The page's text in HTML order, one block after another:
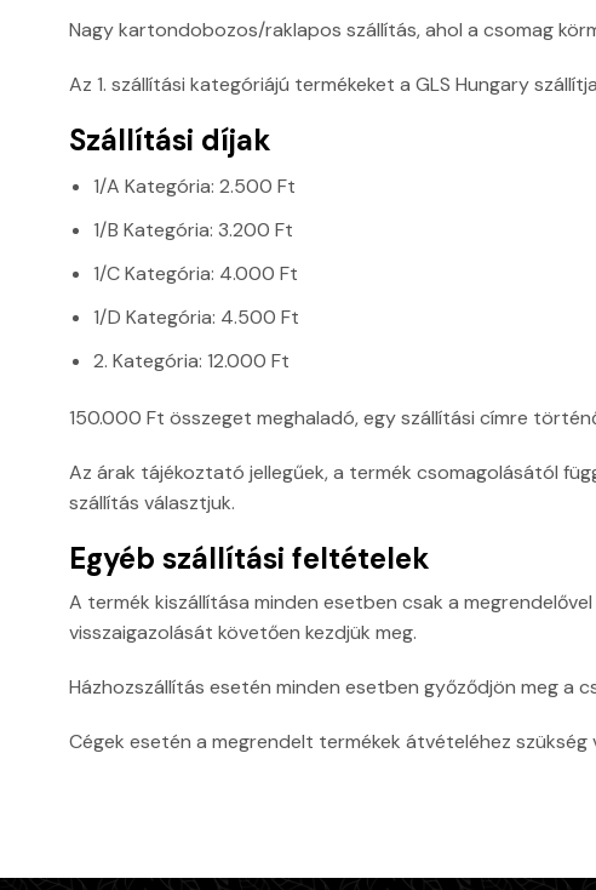
Nagy kartondobozos/raklapos szállítás, ahol a csomag
Az 1. szállítási kategóriájú termékeket a GLS Hungary
Szállítási díjak
1/A Kategória: 2.500 Ft
1/B Kategória: 3.200 Ft
1/C Kategória: 4.000 Ft
1/D Kategória: 4.500 Ft
2. Kategória: 12.000 Ft
150.000 Ft összeget meghaladó, egy szállítási címre
Az árak tájékoztató jellegűek, a termék csomagolásától
szállítás választjuk.
Egyéb szállítási feltételek
A termék kiszállítása minden esetben csak a
visszaigazolását követően kezdjük meg.
Házhozszállítás esetén minden esetben győződjön meg a
Cégek esetén a megrendelt termékek átvételéhez